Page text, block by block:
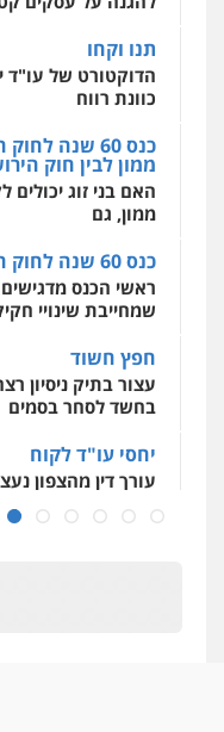
מהירות
תנו וקחו
הדוקטורט של עו"ד
כוונת רווח
כנס 60 שנה
ממון לבין חוק
האם בני זוג
ממון, גם
כנס 60 שנה לחוק הירושה
ראשי הכנס
שמחייבת שינויי
חפץ חשוד
עצור בתיק ניסיון
בחשד לסחר בסמים
יחסי עו"ד לקוח
עורך דין מהצפון
בקישון